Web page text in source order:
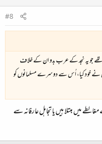
#8
تھے جو یہ نجد کے عرب بدو ان کے خلاف
خود کیا، اُس سے دوسرے مسلمانوں کو
میں مبتلا ہیں یا تجاہل عارفانہ سے